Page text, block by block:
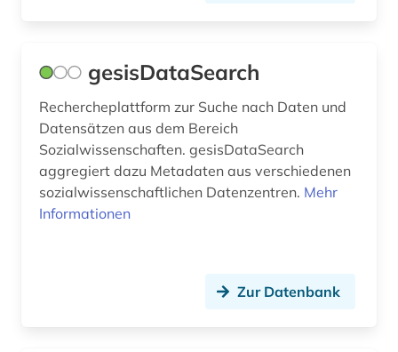
wissenschaftsgeschichte (1)
witschaftswissenschaften (1)
wörterbuch (5)
zeitschrift (9)
gesisDataSearch
Rechercheplattform zur Suche nach Daten und
Datensätzen aus dem Bereich
Sozialwissenschaften. gesisDataSearch
aggregiert dazu Metadaten aus verschiedenen
sozialwissenschaftlichen Datenzentren. Mehr
Informationen
Zur Datenbank